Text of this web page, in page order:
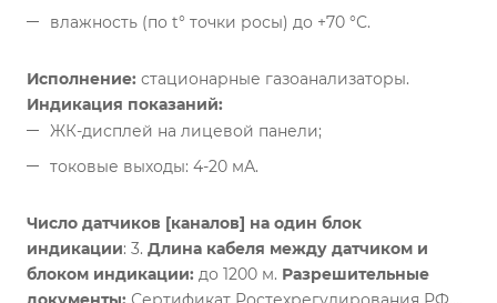
влажность (по t° точки росы) до +70 °С.
Исполнение: стационарные газоанализаторы.
Индикация показаний:
ЖК-дисплей на лицевой панели;
токовые выходы: 4-20 мА.
Число датчиков [каналов] на один блок
индикации: 3. Длина кабеля между датчиком и
блоком индикации: до 1200 м. Разрешительные